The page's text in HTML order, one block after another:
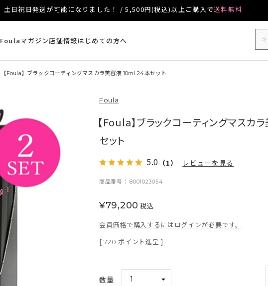
土日祝日発送が可能になりました！ / 5,500円(税込)以上ご購入で送料無料
Foulaマガジン店舗情報はじめての方へ
【Foula】ブラックコーティングマスカラ美容液 10ml 24本セット
Foula
【Foula】ブラックコーティングマスカ
セット
5.0 （1） レビューを見る
商品番号 8001023054
¥79,200 税込
会員価格で購入するにはログインが必要です。
[ 720 ポイント進呈 ]